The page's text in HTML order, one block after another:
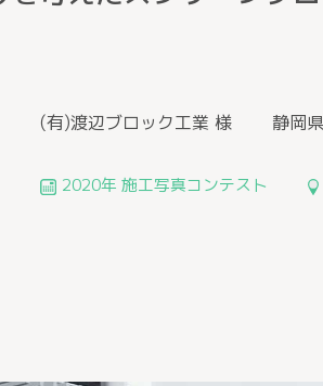
(有)渡辺ブロック工業 様 静岡
2020年 施工写真コンテスト